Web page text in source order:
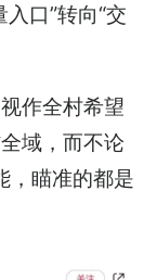
口”转向“交
作全村希望
域，而不论
，瞄准的都是